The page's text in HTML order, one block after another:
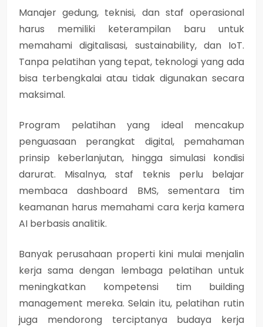
Manajer gedung, teknisi, dan staf operasional
harus memiliki keterampilan baru untuk
memahami digitalisasi, sustainability, dan IoT.
Tanpa pelatihan yang tepat, teknologi yang ada
bisa terbengkalai atau tidak digunakan secara
maksimal.
Program pelatihan yang ideal mencakup
penguasaan perangkat digital, pemahaman
prinsip keberlanjutan, hingga simulasi kondisi
darurat. Misalnya, staf teknis perlu belajar
membaca dashboard BMS, sementara tim
keamanan harus memahami cara kerja kamera
AI berbasis analitik.
Banyak perusahaan properti kini mulai menjalin
kerja sama dengan lembaga pelatihan untuk
meningkatkan kompetensi tim building
management mereka. Selain itu, pelatihan rutin
juga mendorong terciptanya budaya kerja